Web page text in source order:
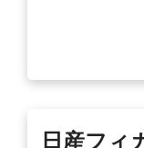
日産フィ